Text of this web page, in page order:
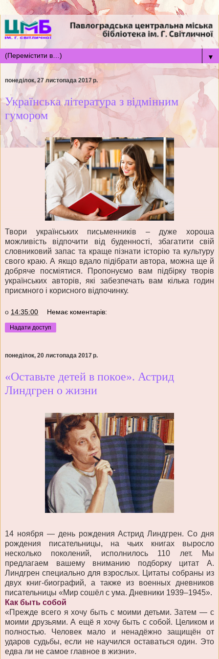
▼
понеділок, 27 листопада 2017 р.
Українська література з відмінним
гумором
Твори українських письменників – дуже хороша
можливість відпочити від буденності, збагатити свій
словниковий запас та краще пізнати історію та культуру
свого краю. А якщо вдало підібрати автора, можна ще й
добряче посміятися.
Пропонуємо вам підбірку творів
українських авторів, які забезпечать вам кілька годин
приємного і корисного відпочинку.
о 14:35:00 Немає коментарів:
Надати доступ
понеділок, 20 листопада 2017 р.
«Оставьте детей в покое». Астрид
Линдгрен о жизни
14 ноября — день рождения Астрид Линдгрен. Со дня
рождения писательницы, на чьих книгах выросло
несколько поколений, исполнилось 110 лет. Мы
предлагаем вашему вниманию подборку цитат А.
Линдгрен специально для взрослых. Цитаты собраны из
двух книг-биографий, а также из военных дневников
писательницы «Мир сошёл с ума. Дневники 1939–1945».
Как быть собой
«Прежде всего я хочу быть с моими детьми. Затем — с
моими друзьями. А ещё я хочу быть с собой. Целиком и
полностью. Человек мало и ненадёжно защищён от
ударов судьбы, если не научился оставаться один. Это
едва ли не самое главное в жизни».